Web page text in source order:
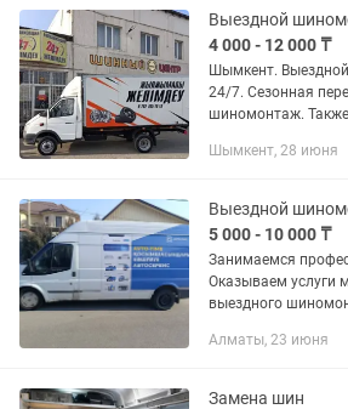
4 000 - 12 000 ₸
Шымкент.
24/7. Сезонная
шиномонтаж.
Шымкент, 28 июня
Выездной
5 000 - 10 000 ₸
Занимаемся
Оказываем услуги
выездного
Балансировка Ремонт шин Ремонт
Замена...
Алматы, 23 июня
Замена шин